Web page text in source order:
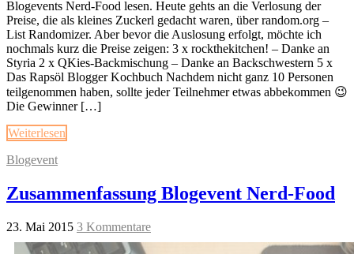
Blogevents Nerd-Food lesen. Heute gehts an die Verlosung der
Preise, die als kleines Zuckerl gedacht waren, über random.org –
List Randomizer. Aber bevor die Auslosung erfolgt, möchte ich
nochmals kurz die Preise zeigen: 3 x rockthekitchen! – Danke an
Styria 2 x QKies-Backmischung – Danke an Backschwestern 5 x
Das Rapsöl Blogger Kochbuch Nachdem nicht ganz 10 Personen
teilgenommen haben, sollte jeder Teilnehmer etwas abbekommen 😉
Die Gewinner […]
Weiterlesen
Blogevent
Zusammenfassung Blogevent Nerd-Food
23. Mai 2015 3 Kommentare